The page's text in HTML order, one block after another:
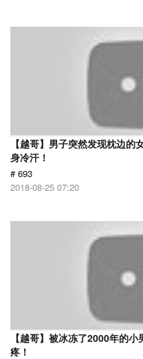
【越哥】男子突然发现枕边
身冷汗！
# 693
2018-08-25 07:20
【越哥】被冰冻了2000年的
疼！